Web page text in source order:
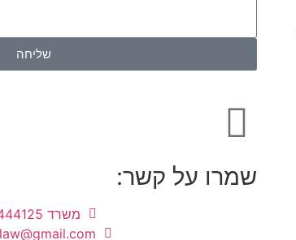
שליחה
שמרו על קשר:
משרד 03-9444125